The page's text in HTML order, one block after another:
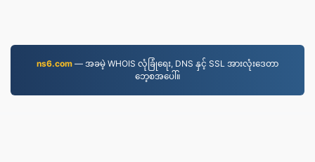
ns6.com — အခမဲ့ WHOIS လုံခြုံရေး, DNS နှင့် SSL အားလုံးဒေတာ
ဘေ့စအပေါ်။